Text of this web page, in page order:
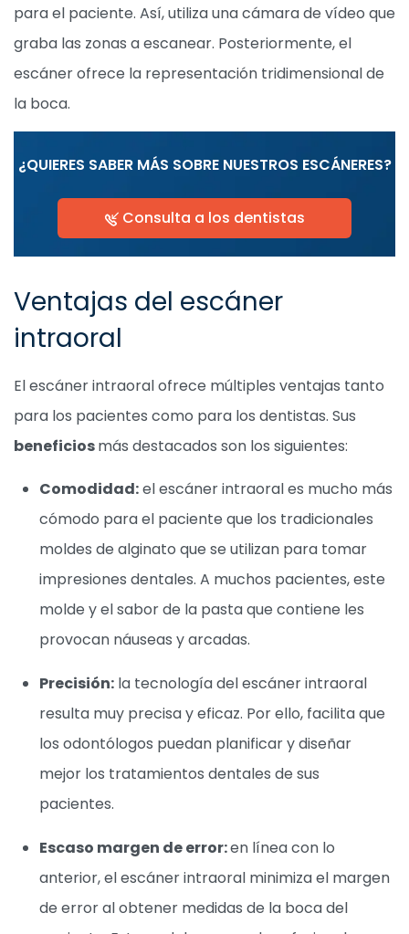
para el paciente. Así, utiliza una cámara de vídeo que
graba las zonas a escanear. Posteriormente, el
escáner ofrece la representación tridimensional de
la boca.
¿QUIERES SABER MÁS SOBRE NUESTROS ESCÁNERES?
Consulta a los dentistas
Ventajas del escáner
intraoral
El escáner intraoral ofrece múltiples ventajas tanto
para los pacientes como para los dentistas. Sus
beneficiosmás destacados son los siguientes:
Comodidad:el escáner intraoral es mucho más
cómodo para el paciente que los tradicionales
moldes de alginato que se utilizan para tomar
impresiones dentales. A muchos pacientes, este
molde y el sabor de la pasta que contiene les
provocan náuseas y arcadas.
Precisión: la tecnología del escáner intraoral
resulta muy precisa y eficaz. Por ello, facilita que
los odontólogos puedan planificar y diseñar
mejor los tratamientos dentales de sus
pacientes.
Escaso margen de error:en línea con lo
anterior, el escáner intraoral minimiza el margen
de error al obtener medidas de la boca del